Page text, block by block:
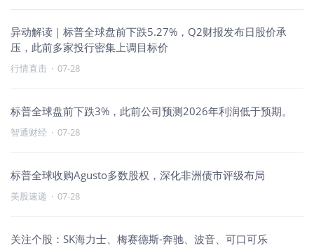
异动解读｜标普全球盘前下跌5.27%，Q2财报发布日股价承
压，此前多家投行密集上调目标价
行情直击 · 07-28
标普全球盘前下跌3%，此前公司预测2026年利润低于预期。
智通财经 · 07-28
标普全球收购Agusto多数股权，深化非洲债市评级布局
美股速递 · 07-28
关注个股：SK海力士、梅赛德斯-奔驰、波音、可口可乐